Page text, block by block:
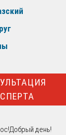
Добрый день!